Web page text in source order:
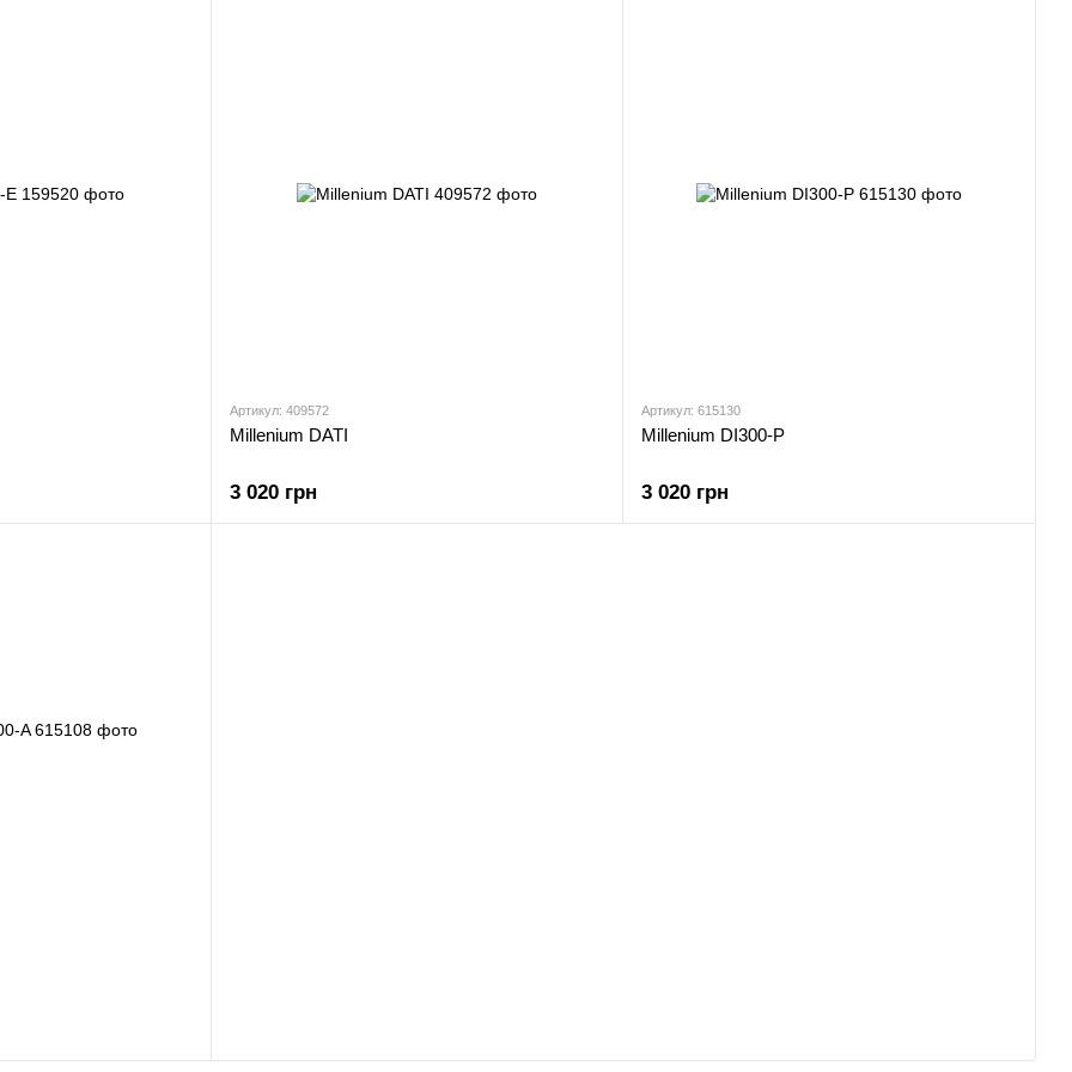
Артикул: 409572
Millenium DATI
3 020 грн
Артикул: 615130
Millenium DI300-P
3 020 грн